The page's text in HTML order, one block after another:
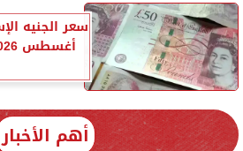
أهم الأخبار